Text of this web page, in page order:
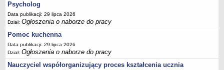
Psycholog
Data publikacji: 29 lipca 2026
Dział:Ogłoszenia o naborze do pracy
Pomoc kuchenna
Data publikacji: 29 lipca 2026
Dział:Ogłoszenia o naborze do pracy
Nauczyciel współorganizujący proces kształcenia ucznia